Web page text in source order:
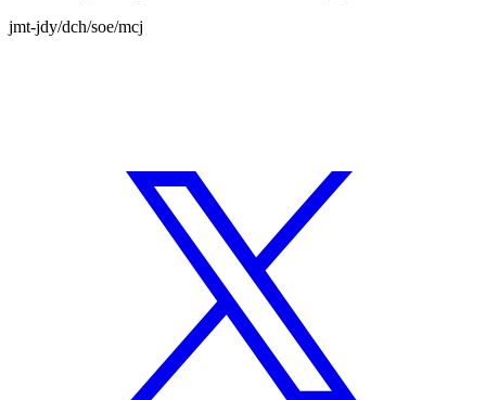
jmt-jdy/dch/soe/mcj